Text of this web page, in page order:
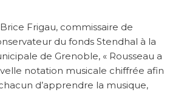
Frigau, commissaire de
du fonds Stendhal à la
de Grenoble, « Rousseau a
notation musicale chiffrée afin
d’apprendre la musique,